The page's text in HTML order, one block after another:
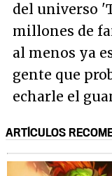
del universo
millones de
al menos ya
gente que
echarle el
ARTÍCULOS